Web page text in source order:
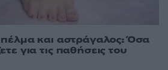
και αστράγαλος: Όσα
για τις παθήσεις του